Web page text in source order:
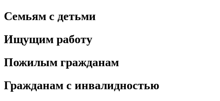
Семьям с детьми
Ищущим работу
Пожилым гражданам
Гражданам с инвалидностью